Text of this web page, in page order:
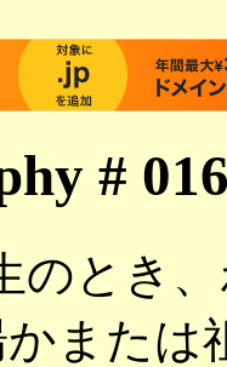
#
のとき
または